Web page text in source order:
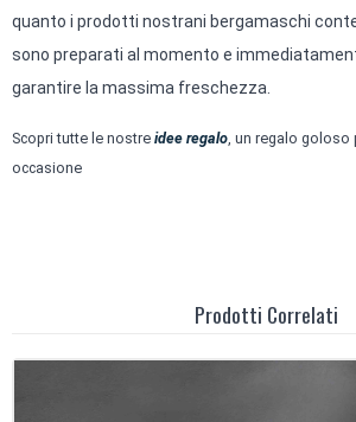
quanto i prodotti nostrani bergamaschi
sono preparati al momento e
garantire la massima freschezza.
Scopri tutte le nostre idee regalo, un regalo goloso
occasione
Prodotti Correlati